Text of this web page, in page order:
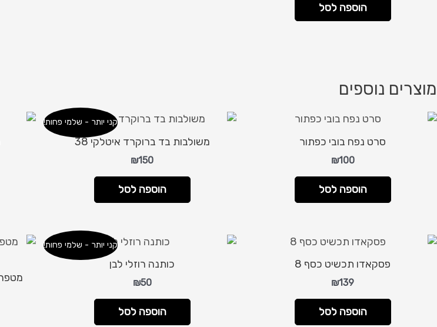
הוספה לסל
מוצרים נוספים
סרט נפח בובי כפתור
₪100
הוספה לסל
קני יותר - שלמי פחות!
משולבות בד ברוקרד איטלקי 38
₪150
הוספה לסל
פסקאדו תכשיט כסף 8
₪139
הוספה לסל
קני יותר - שלמי פחות!
כותנה רוזלי לבן
₪50
הוספה לסל